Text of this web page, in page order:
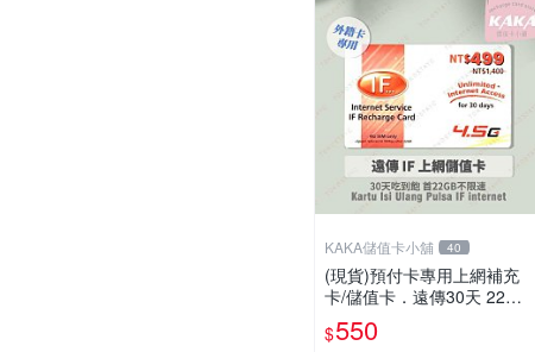
KAKA儲值卡小舖 40
(現貨)預付卡專用上網補充
卡/儲值卡．遠傳30天 22G
B．上網吃到飽．IF499．遠
傳外籍可儲 [KAKA儲值卡小
$550